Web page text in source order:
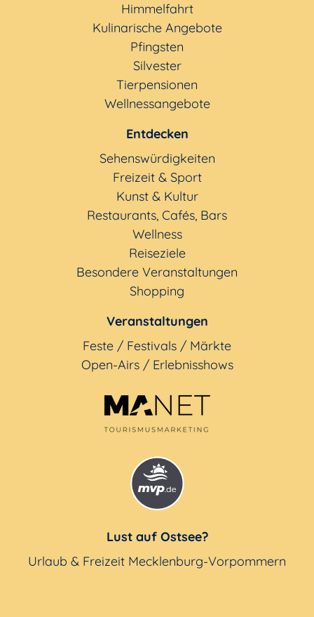
Himmelfahrt
Kulinarische Angebote
Pfingsten
Silvester
Tierpensionen
Wellnessangebote
Entdecken
Sehenswürdigkeiten
Freizeit & Sport
Kunst & Kultur
Restaurants, Cafés, Bars
Wellness
Reiseziele
Besondere Veranstaltungen
Shopping
Veranstaltungen
Feste / Festivals / Märkte
Open-Airs / Erlebnisshows
Lust auf Ostsee?
Urlaub & Freizeit Mecklenburg-Vorpommern